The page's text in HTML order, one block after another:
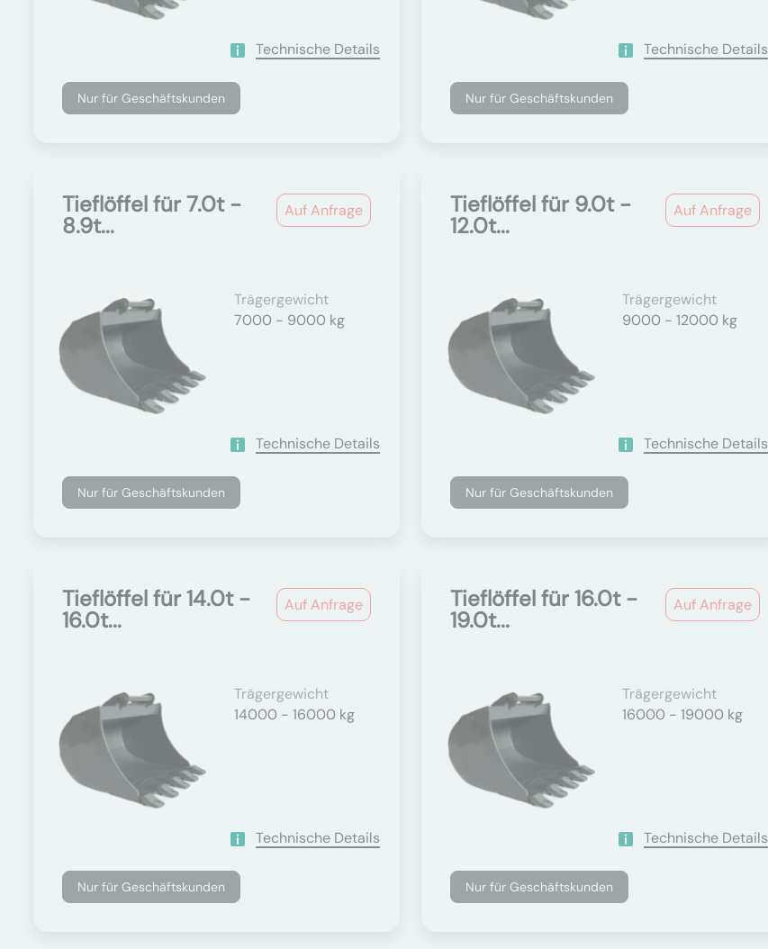
Technische Details
Nur für Geschäftskunden
Technische Details
Nur für Geschäftskunden
Auf Anfrage
Tieflöffel für 7.0t -
8.9t...
Trägergewicht
7000 - 9000 kg
Technische Details
Nur für Geschäftskunden
Auf Anfrage
Tieflöffel für 9.0t -
12.0t...
Trägergewicht
9000 - 12000 kg
Technische Details
Nur für Geschäftskunden
Auf Anfrage
Tieflöffel für 14.0t -
16.0t...
Trägergewicht
14000 - 16000 kg
Technische Details
Nur für Geschäftskunden
Auf Anfrage
Tieflöffel für 16.0t -
19.0t...
Trägergewicht
16000 - 19000 kg
Technische Details
Nur für Geschäftskunden